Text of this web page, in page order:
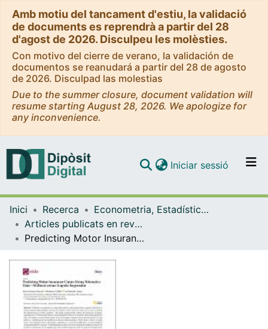
Amb motiu del tancament d'estiu, la validació
de documents es reprendrà a partir del 28
d'agost de 2026. Disculpeu les molèsties.
Con motivo del cierre de verano, la validación de
documentos se reanudará a partir del 28 de agosto
de 2026. Disculpad las molestias
Due to the summer closure, document validation will
resume starting August 28, 2026. We apologize for
any inconvenience.
Navega per tot el DD
Iniciar sessió (current)
Inici Recerca
Econometria, Estadística i Economia Aplicada
Articles publicats en revistes (Econometria, Estadística i Economia Aplicada)
Predicting Motor Insurance Claims Using Telematics Data XGBoost versus Logistic Regression